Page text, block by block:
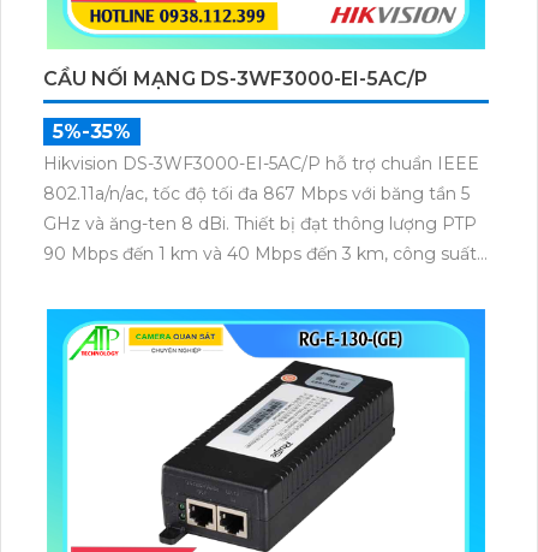
CẦU NỐI MẠNG DS-3WF3000-EI-5AC/P
5%-35%
Hikvision DS-3WF3000-EI-5AC/P hỗ trợ chuẩn IEEE
802.11a/n/ac, tốc độ tối đa 867 Mbps với băng tần 5
GHz và ăng-ten 8 dBi. Thiết bị đạt thông lượng PTP
90 Mbps đến 1 km và 40 Mbps đến 3 km, công suất
tải dữ liệu và video giám sát ổn định ở khoảng cách
xa.